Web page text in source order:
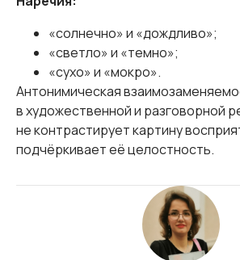
«солнечно» и «дождливо»;
«светло» и «темно»;
«сухо» и «мокро».
Антонимическая
в художественной и разговорной
не контрастирует картину
подчёркивает её целостность.